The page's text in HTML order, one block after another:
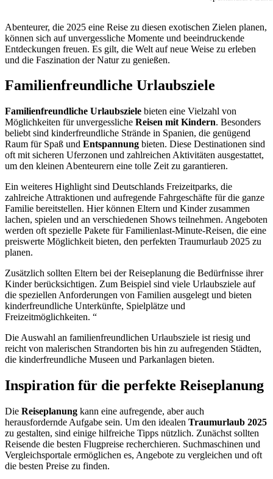
Abenteurer, die 2025 eine Reise zu diesen exotischen Zielen planen,
können sich auf unvergessliche Momente und beeindruckende
Entdeckungen freuen. Es gilt, die Welt auf neue Weise zu erleben
und die Faszination der Natur zu genießen.
Familienfreundliche Urlaubsziele
Familienfreundliche Urlaubsziele bieten eine Vielzahl von
Möglichkeiten für unvergessliche Reisen mit Kindern. Besonders
beliebt sind kinderfreundliche Strände in Spanien, die genügend
Raum für Spaß und Entspannung bieten. Diese Destinationen sind
oft mit sicheren Uferzonen und zahlreichen Aktivitäten ausgestattet,
um den kleinen Abenteurern eine tolle Zeit zu garantieren.
Ein weiteres Highlight sind Deutschlands Freizeitparks, die
zahlreiche Attraktionen und aufregende Fahrgeschäfte für die ganze
Familie bereitstellen. Hier können Eltern und Kinder zusammen
lachen, spielen und an verschiedenen Shows teilnehmen. Angeboten
werden oft spezielle Pakete für Familienlast-Minute-Reisen, die eine
preiswerte Möglichkeit bieten, den perfekten Traumurlaub 2025 zu
planen.
Zusätzlich sollten Eltern bei der Reiseplanung die Bedürfnisse ihrer
Kinder berücksichtigen. Zum Beispiel sind viele Urlaubsziele auf
die speziellen Anforderungen von Familien ausgelegt und bieten
kinderfreundliche Unterkünfte, Spielplätze und
Freizeitmöglichkeiten. “
Die Auswahl an familienfreundlichen Urlaubsziele ist riesig und
reicht von malerischen Strandorten bis hin zu aufregenden Städten,
die kinderfreundliche Museen und Parkanlagen bieten.
Inspiration für die perfekte Reiseplanung
Die Reiseplanung kann eine aufregende, aber auch
herausfordernde Aufgabe sein. Um den idealen Traumurlaub 2025
zu gestalten, sind einige hilfreiche Tipps nützlich. Zunächst sollten
Reisende die besten Flugpreise recherchieren. Suchmaschinen und
Vergleichsportale ermöglichen es, Angebote zu vergleichen und oft
die besten Preise zu finden.